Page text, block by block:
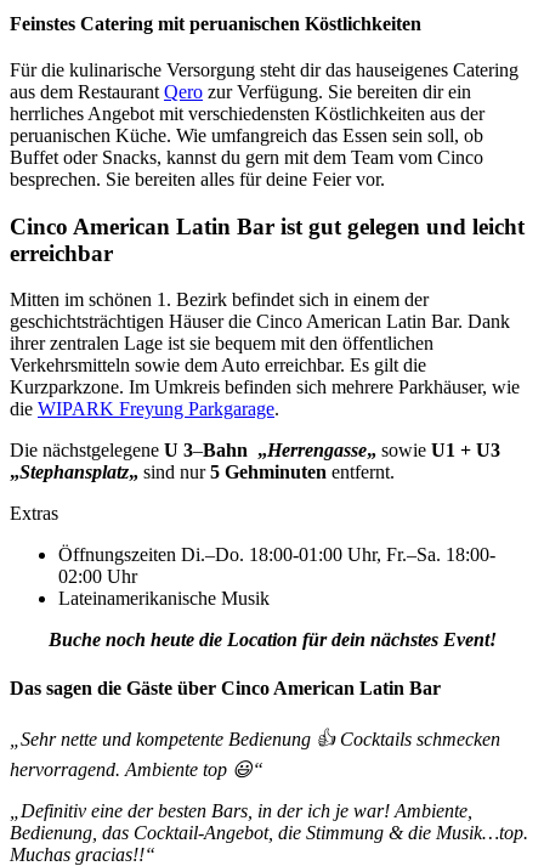
Feinstes Catering mit peruanischen Köstlichkeiten
Für die kulinarische Versorgung steht dir das hauseigenes Catering
aus dem Restaurant Qero zur Verfügung. Sie bereiten dir ein
herrliches Angebot mit verschiedensten Köstlichkeiten aus der
peruanischen Küche. Wie umfangreich das Essen sein soll, ob
Buffet oder Snacks, kannst du gern mit dem Team vom Cinco
besprechen. Sie bereiten alles für deine Feier vor.
Cinco American Latin Bar ist gut gelegen und leicht
erreichbar
Mitten im schönen 1. Bezirk befindet sich in einem der
geschichtsträchtigen Häuser die Cinco American Latin Bar. Dank
ihrer zentralen Lage ist sie bequem mit den öffentlichen
Verkehrsmitteln sowie dem Auto erreichbar. Es gilt die
Kurzparkzone. Im Umkreis befinden sich mehrere Parkhäuser, wie
die WIPARK Freyung Parkgarage.
Die nächstgelegene U 3–Bahn „Herrengasse„ sowie U1 + U3
„Stephansplatz„ sind nur5 Gehminuten entfernt.
Extras
Öffnungszeiten Di.–Do. 18:00-01:00 Uhr, Fr.–Sa. 18:00-
02:00 Uhr
Lateinamerikanische Musik
Buche noch heute die Location für dein nächstes Event!
Das sagen die Gäste über Cinco American Latin Bar
„Sehr nette und kompetente Bedienung 👍 Cocktails schmecken
hervorragend. Ambiente top 😃“
„Definitiv eine der besten Bars, in der ich je war! Ambiente,
Bedienung, das Cocktail-Angebot, die Stimmung & die Musik…top.
Muchas gracias!!“